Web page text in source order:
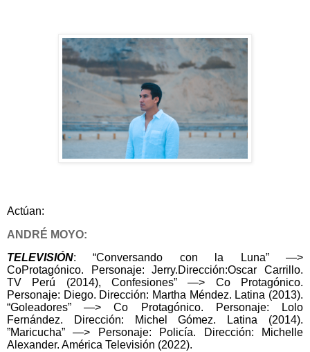
Actúan:
ANDRÉ MOYO:
TELEVISIÓN: “Conversando con la Luna” —>
CoProtagónico. Personaje: Jerry.Dirección:Oscar Carrillo.
TV Perú (2014), Confesiones” —> Co Protagónico.
Personaje: Diego. Dirección: Martha Méndez. Latina (2013).
“Goleadores” —> Co Protagónico. Personaje: Lolo
Fernández. Dirección: Michel Gómez. Latina (2014).
”Maricucha” —> Personaje: Policía. Dirección: Michelle
Alexander. América Televisión (2022).